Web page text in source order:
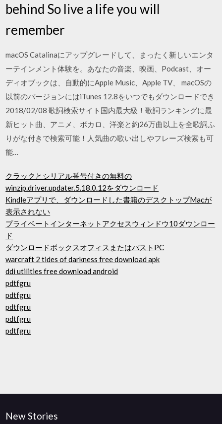
behind So live a life you will
remember
macOS Catalinaにアップグレードして、まったく新しいエンタ
ーテインメント体験を。あなたの音楽、映画、Podcast、オー
ディオブックは、自動的にApple Music、Apple TV、 macOSの
以前のバージョンにはiTunes 12.8をいつでもダウンロードでき
2018/02/08 歌詞検索サイト国内最大級！歌詞ランキングに最
新ヒット曲、アニメ、ボカロ、洋楽と約26万曲以上を全歌詞ふ
りがな付きで検索可能！人気曲の歌い出しやフレーズ検索も可
能…
クラックとシリアル番号付きの無料の
winzip.driver.updater.5.18.0.12をダウンロード
Kindleアプリで、ダウンロードした書籍のデスクトップMacが
表示されない
プライベートインターネットアクセスウィンドウ10ダウンロー
ド
ダウンロードボックスオフィスまたはバストPC
warcraft 2 tides of darkness free download apk
ddi utilities free download android
pdtfgru
pdtfgru
pdtfgru
pdtfgru
pdtfgru
New Stories